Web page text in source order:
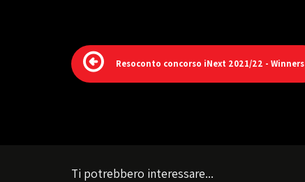
Resoconto concorso iNext 2021/22 - Winners
Ti potrebbero interessare...